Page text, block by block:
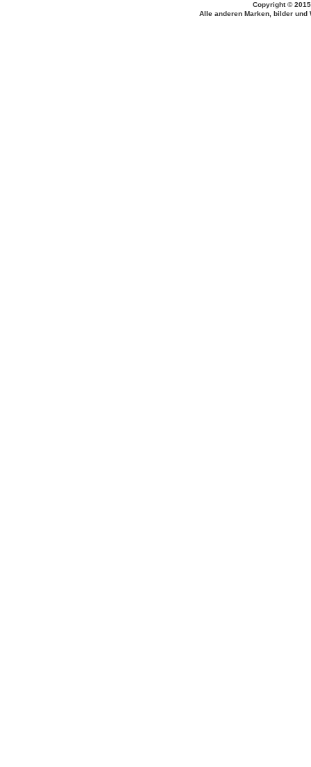
Copyright ©
Alle anderen Marken, bilder und